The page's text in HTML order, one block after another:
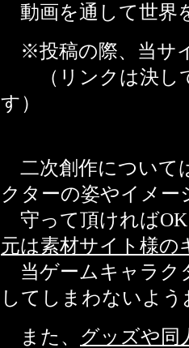
動画を通して世界
※投稿の際、当サ
（リンクは決して
す）
二次創作について
クターの姿やイメー
守って頂ければ
元は素材サイト様の
当ゲームキャラク
してしまわないよ
また、 グッズや同